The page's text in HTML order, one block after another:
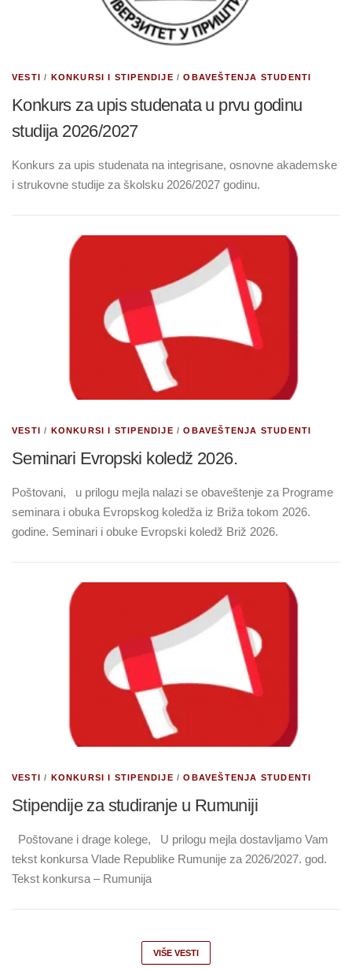
VESTI / KONKURSI I STIPENDIJE /OBAVEŠTENJA STUDENTI
Konkurs za upis studenata u prvu godinu
studija 2026/2027
Konkurs za upis studenata na integrisane, osnovne akademske
i strukovne studije za školsku 2026/2027 godinu.
VESTI / KONKURSI I STIPENDIJE /OBAVEŠTENJA STUDENTI
Seminari Evropski koledž 2026.
Poštovani, u prilogu mejla nalazi se obaveštenje za Programe
seminara i obuka Evropskog koledža iz Briža tokom 2026.
godine. Seminari i obuke Evropski koledž Briž 2026.
VESTI / KONKURSI I STIPENDIJE /OBAVEŠTENJA STUDENTI
Stipendije za studiranje u Rumuniji
Poštovane i drage kolege, U prilogu mejla dostavljamo Vam
tekst konkursa Vlade Republike Rumunije za 2026/2027. god.
Tekst konkursa – Rumunija
VIŠE VESTI